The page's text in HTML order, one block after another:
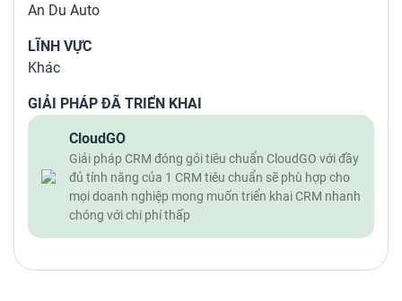
An Du Auto
LĨNH VỰC
Khác
GIẢI PHÁP ĐÃ TRIỂN KHAI
CloudGO
Giải pháp CRM đóng gói tiêu chuẩn CloudGO với đầy
đủ tính năng của 1 CRM tiêu chuẩn sẽ phù hợp cho
mọi doanh nghiệp mong muốn triển khai CRM nhanh
chóng với chi phí thấp